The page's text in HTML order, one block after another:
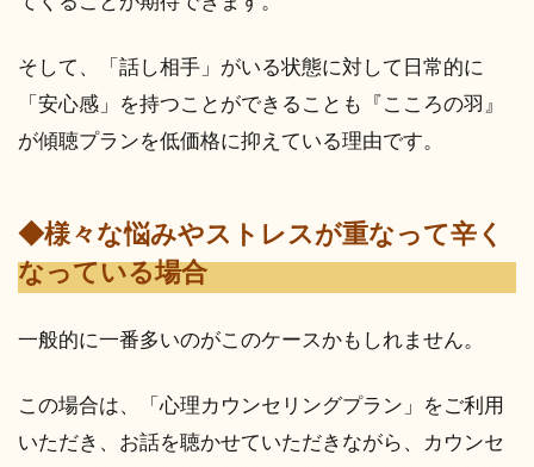
そして、「話し相手」がいる状態に対して日常的に
「安心感」を持つことができることも『こころの羽』
が傾聴プランを低価格に抑えている理由です。
◆様々な悩みやストレスが重なって辛く
なっている場合
一般的に一番多いのがこのケースかもしれません。
この場合は、「心理カウンセリングプラン」をご利用
いただき、お話を聴かせていただきながら、カウンセ